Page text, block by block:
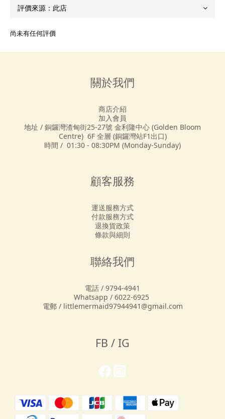
尚未有任何評價
關於我們
商店介紹
加入會員
地址 / 銅鑼灣渣甸街25-27號 金利隆中心 (Golden Bloom
Centre) 6F 全層 (銅鑼灣站F1出口)
時間 / 01:30 - 08:30PM (Monday-Sunday)
顧客服務
運送服務方式
付款服務方式
退換貨政策
條款與細則
聯絡我們
電話 / 9794-4941
Whatsapp / 6022-6925
電郵 / littlemermaid97944941@gmail.com
FB / IG